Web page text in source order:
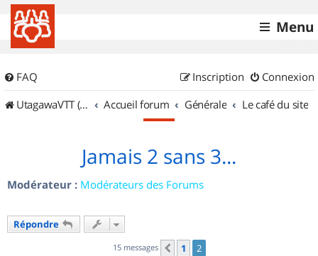
Menu
FAQ Connexion
Inscription
UtagawaVTT (Randos VTT et VTTAE avec traces GPS)
Accueil forum Générale Le café du site
Jamais 2 sans 3...
Modérateur : Modérateurs des Forums
Répondre
15 messages Précédent
1 2